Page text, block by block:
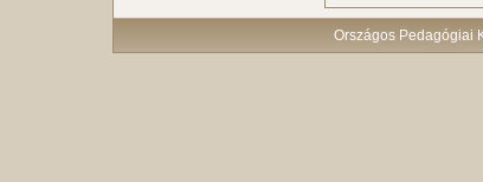
Országos Pedagógiai